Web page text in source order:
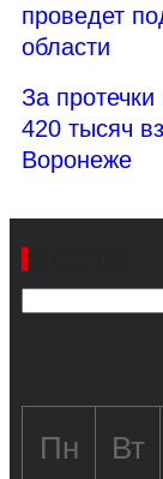
проведет
области
За
420 тысяч
Воронеже
Пн Вт